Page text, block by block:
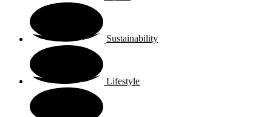
Sustainability
Lifestyle